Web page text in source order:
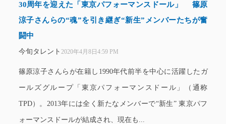
30周年を迎えた「東京パフォーマンスドール」 篠原
涼子さんらの“魂”を引き継ぎ“新生”メンバーたちが奮
闘中
今旬タレント 2020年4月8日4:59 PM
篠原涼子さんらが在籍し1990年代前半を中心に活躍したガ
ールズグループ「東京パフォーマンスドール」（通称
TPD）。2013年には全く新たなメンバーで“新生” 東京パフ
ォーマンスドールが結成され、現在も...